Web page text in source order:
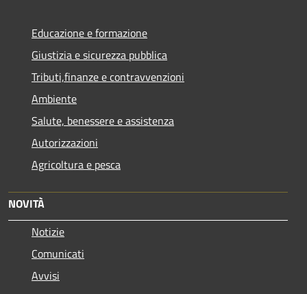
Educazione e formazione
Giustizia e sicurezza pubblica
Tributi,finanze e contravvenzioni
Ambiente
Salute, benessere e assistenza
Autorizzazioni
Agricoltura e pesca
NOVITÀ
Notizie
Comunicati
Avvisi